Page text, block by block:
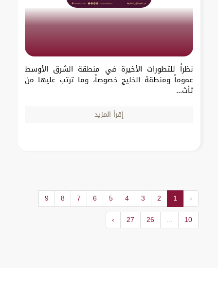
نظراً للتطورات الأخيرة في منطقة الشرق الأوسط
عموماً ومنطقة الخليج خصوصاً، وما ترتب عليها من
تأث...
إقرأ المزيد
‹
1
2
3
4
5
6
7
8
9
10
...
26
27
›